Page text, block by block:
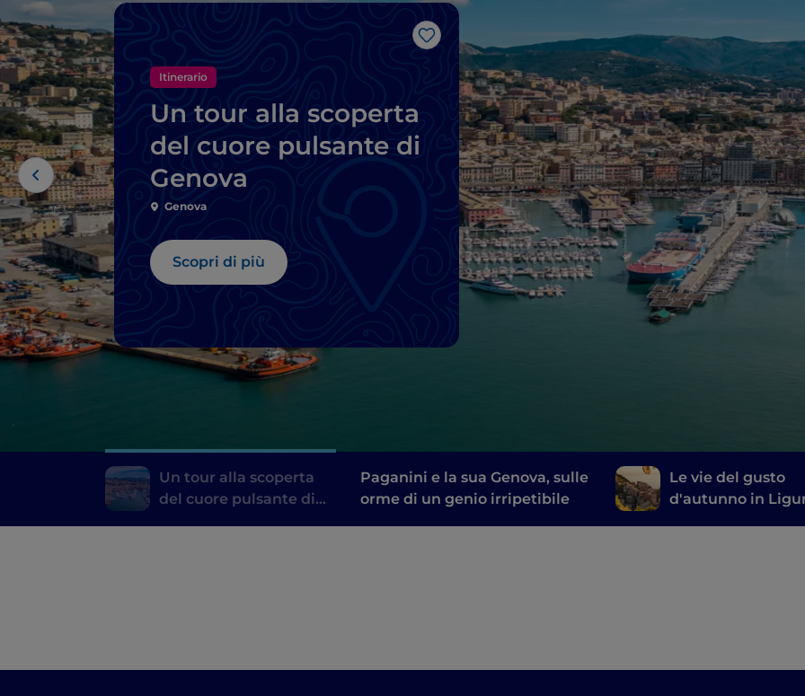
Like
Itinerario
Un tour alla scoperta
del cuore pulsante di
Genova
Genova
Scopri di più
Un tour alla scoperta
del cuore pulsante di
Paganini e la sua Genova, sulle
orme di un genio irripetibile
Le vie del gusto
d'autunno in